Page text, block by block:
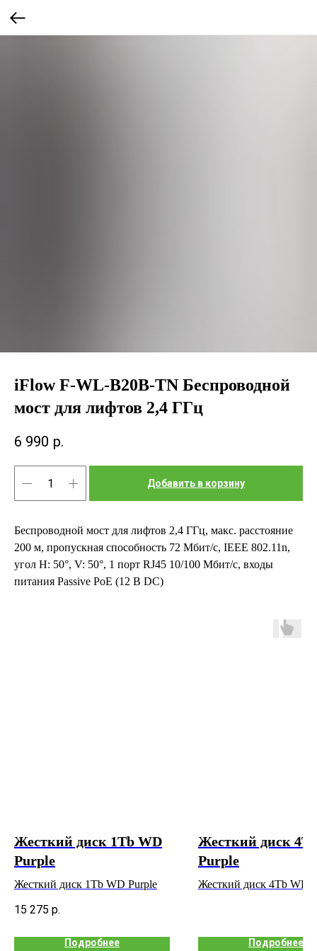
iFlow F-WL-B20B-TN Беспроводной
мост для лифтов 2,4 ГГц
6 990 р.
Добавить в корзину
Беспроводной мост для лифтов 2,4 ГГц, макс. расстояние
200 м, пропускная способность 72 Мбит/с, IEEE 802.11n,
угол H: 50°, V: 50°, 1 порт RJ45 10/100 Мбит/с, входы
питания Passive PoE (12 В DC)
Жесткий диск 1Tb WD
Purple
Жесткий диск 1Tb WD Purple
15 275 р.
Подробнее
Жесткий диск
Purple
Жесткий диск 4Tb WD
Подробнее